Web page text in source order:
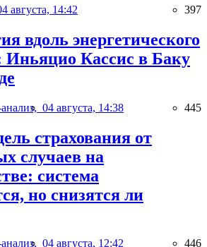
августа, 14:42 397
вдоль энергетического
Иньяцио Кассис в Баку
04 августа, 14:38 445
страхования от
случаев на
система
но снизятся ли
04 августа, 12:42 446